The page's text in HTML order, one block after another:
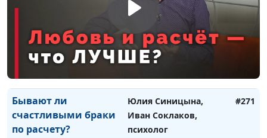
от обсессивно-
расстройства?
Соклаков, психолог
Как привычки влияют
на человека?
Юлия Синицына, Иван
Соклаков, психолог
Бывают ли
счастливыми браки
по расчету?
Юлия Синицына,
Иван Соклаков,
психолог
#271